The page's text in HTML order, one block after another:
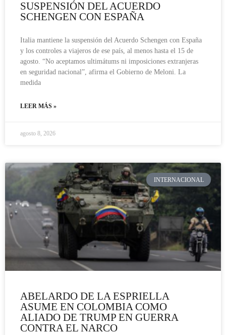
SUSPENSIÓN DEL ACUERDO
SCHENGEN CON ESPAÑA
Italia mantiene la suspensión del Acuerdo Schengen con España
y los controles a viajeros de ese país, al menos hasta el 15 de
agosto. “No aceptamos ultimátums ni imposiciones extranjeras
en seguridad nacional”, afirma el Gobierno de Meloni. La
medida
LEER MÁS »
agosto 8, 2026
INTERNACIONAL
ABELARDO DE LA ESPRIELLA
ASUME EN COLOMBIA COMO
ALIADO DE TRUMP EN GUERRA
CONTRA EL NARCO